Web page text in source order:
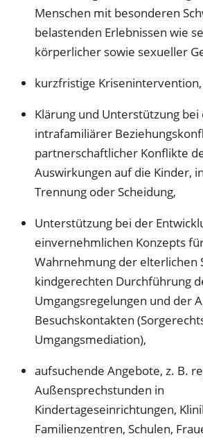
Menschen mit besonderen
belastenden Erlebnissen wie
körperlicher sowie sexueller
kurzfristige Krisenintervention,
Klärung und Unterstützung
intrafamiliärer
partnerschaftlicher Konflikte
Auswirkungen auf die Kinder,
Trennung oder Scheidung,
Unterstützung bei der
einvernehmlichen Konzepts
Wahrnehmung der elterlichen
kindgerechten Durchführung
Umgangsregelungen und der
Besuchskontakten
Umgangsmediation),
aufsuchende Angebote, z. B.
Außensprechstunden in
Kindertageseinrichtungen,
Familienzentren, Schulen,